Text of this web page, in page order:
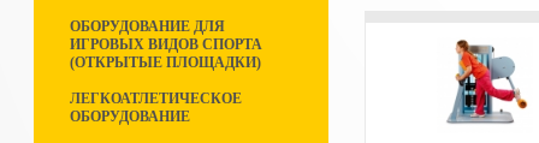
ОБОРУДОВАНИЕ ДЛЯ
ИГРОВЫХ ВИДОВ СПОРТА
(ОТКРЫТЫЕ ПЛОЩАДКИ)
ЛЕГКОАТЛЕТИЧЕСКОЕ
ОБОРУДОВАНИЕ